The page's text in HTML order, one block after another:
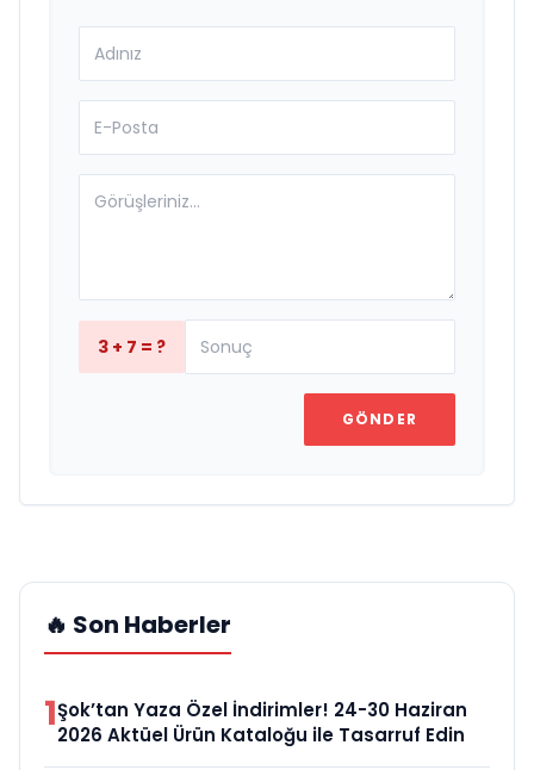
3 + 7 = ?
GÖNDER
🔥 Son Haberler
1Şok’tan Yaza Özel İndirimler! 24-30 Haziran
2026 Aktüel Ürün Kataloğu ile Tasarruf Edin